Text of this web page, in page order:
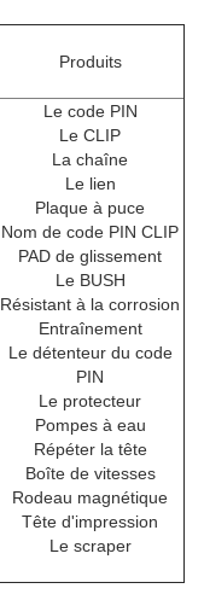
Produits
Le code PIN
Le CLIP
La chaîne
Le lien
Plaque à puce
Nom de code PIN CLIP
PAD de glissement
Le BUSH
Résistant à la corrosion
Entraînement
Le détenteur du code
PIN
Le protecteur
Pompes à eau
Répéter la tête
Boîte de vitesses
Rodeau magnétique
Tête d'impression
Le scraper